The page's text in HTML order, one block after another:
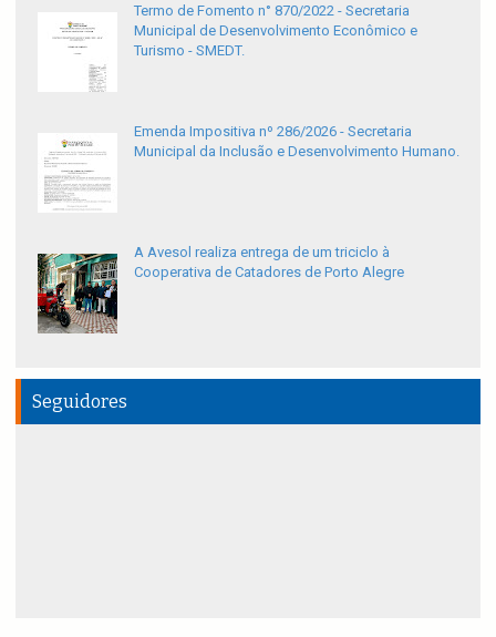
Termo de Fomento n° 870/2022 - Secretaria
Municipal de Desenvolvimento Econômico e
Turismo - SMEDT.
Emenda Impositiva nº 286/2026 - Secretaria
Municipal da Inclusão e Desenvolvimento Humano.
A Avesol realiza entrega de um triciclo à
Cooperativa de Catadores de Porto Alegre
Seguidores